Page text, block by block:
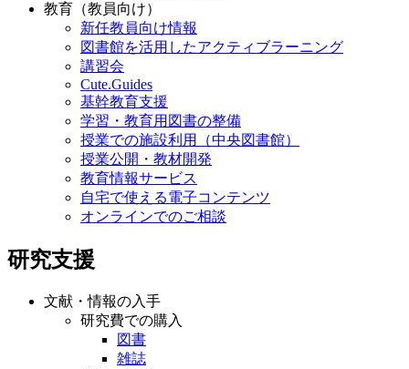
教育（教員向け）
新任教員向け情報
図書館を活用したアクティブラーニング
講習会
Cute.Guides
基幹教育支援
学習・教育用図書の整備
授業での施設利用（中央図書館）
授業公開・教材開発
教育情報サービス
自宅で使える電子コンテンツ
オンラインでのご相談
研究支援
文献・情報の入手
研究費での購入
図書
雑誌